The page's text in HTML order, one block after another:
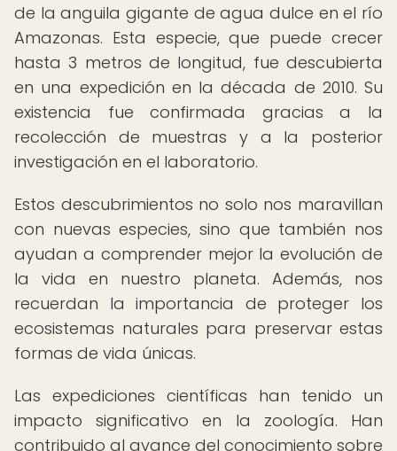
de la anguila gigante de agua dulce en el río
Amazonas. Esta especie, que puede crecer
hasta 3 metros de longitud, fue descubierta
en una expedición en la década de 2010. Su
existencia fue confirmada gracias a la
recolección de muestras y a la posterior
investigación en el laboratorio.
Estos descubrimientos no solo nos maravillan
con nuevas especies, sino que también nos
ayudan a comprender mejor la evolución de
la vida en nuestro planeta. Además, nos
recuerdan la importancia de proteger los
ecosistemas naturales para preservar estas
formas de vida únicas.
Las expediciones científicas han tenido un
impacto significativo en la zoología. Han
contribuido al avance del conocimiento sobre